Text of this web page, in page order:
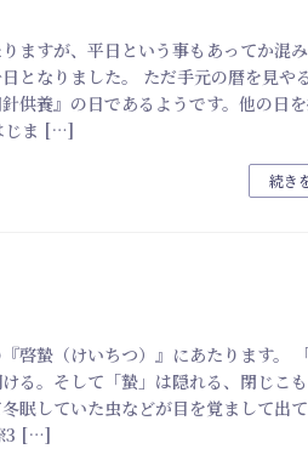
ますが、平日という事もあってか混
となりました。 ただ手元の暦を見や
供養』の日であるようです。他の日
じま […]
続き
啓蟄（けいちつ）』にあたります。
る。そして「蟄」は隠れる、閉じこ
眠していた虫などが目を覚まして出
3 […]